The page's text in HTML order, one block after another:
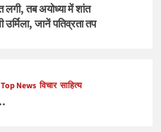
लगी, तब अयोध्या में शांत
जानें पतिव्रता तप
Top News विचार साहित्य